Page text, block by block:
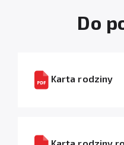
Do
Karta rodziny
Karta rodziny